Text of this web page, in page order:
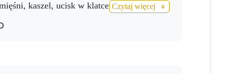
kaszel, ucisk w klatce piersiowej,
-
Czytaj więcej